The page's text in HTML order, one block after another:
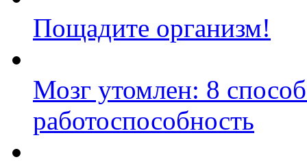
Пощадите организм!
Мозг утомлен: 8
работоспособность